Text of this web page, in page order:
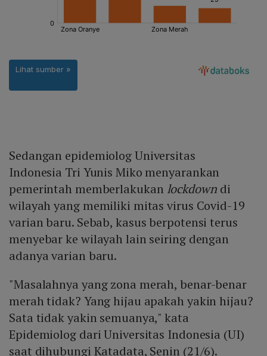
Sedangan epidemiolog Universitas
Indonesia Tri Yunis Miko menyarankan
pemerintah memberlakukan lockdowndi
wilayah yang memiliki mitas virus Covid-19
varian baru. Sebab, kasus berpotensi terus
menyebar ke wilayah lain seiring dengan
adanya varian baru.
"Masalahnya yang zona merah, benar-benar
merah tidak? Yang hijau apakah yakin hijau?
Sata tidak yakin semuanya," kata
Epidemiolog dari Universitas Indonesia (UI)
saat dihubungi Katadata, Senin (21/6).